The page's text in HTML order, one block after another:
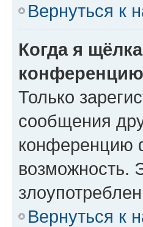
Вернуться к
Когда я
Только
сообщения
конференцию
возможность.
Вернуться к